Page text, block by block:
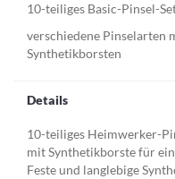
10-teiliges Basic-Pinsel-
verschiedene Pinselarten
Synthetikborsten
Details
10-teiliges Heimwerker-
mit Synthetikborste für
Feste und langlebige